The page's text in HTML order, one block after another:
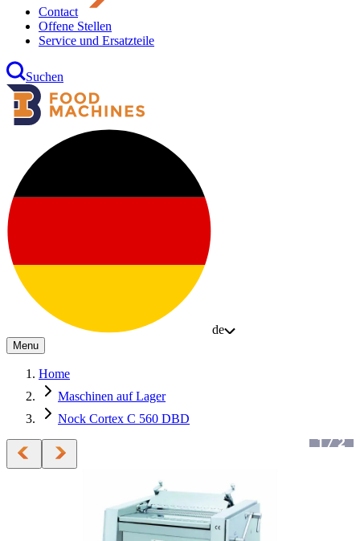
Contact
Offene Stellen
Service und Ersatzteile
Suchen
de
Menu
Home
Maschinen auf Lager
Nock Cortex C 560 DBD
1/2